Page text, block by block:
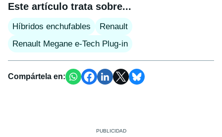
Este artículo trata sobre...
Híbridos enchufables
Renault
Renault Megane e-Tech Plug-in
Compártela en: